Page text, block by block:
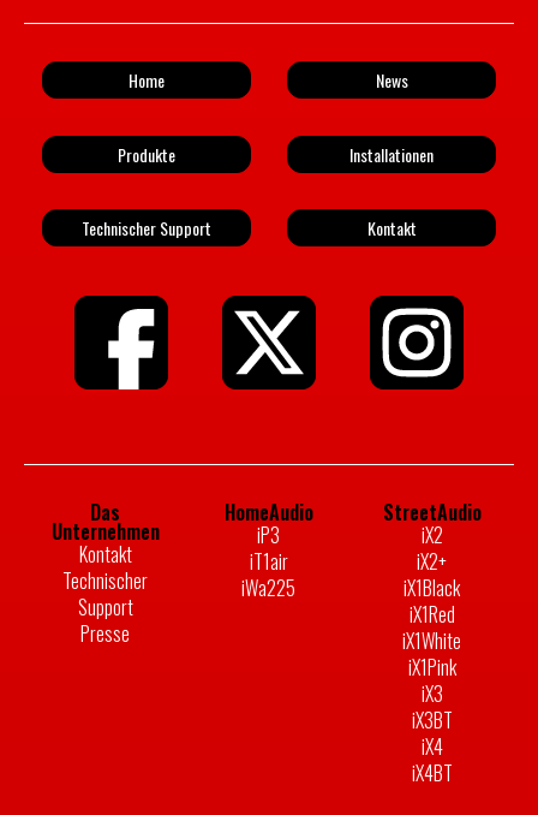
Home News
Produkte Installationen
Technischer Support Kontakt
Das
Unternehmen
Kontakt
Technischer
Support
Presse
HomeAudio
iP3
iT1air
iWa225
StreetAudio
iX2
iX2+
iX1Black
iX1Red
iX1White
iX1Pink
iX3
iX3BT
iX4
iX4BT